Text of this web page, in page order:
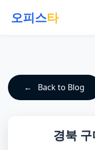
오피스타
Back to Blog
경북